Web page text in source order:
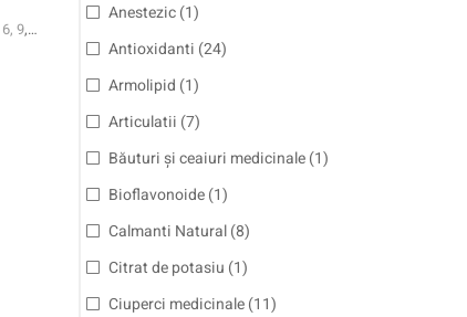
9,
Anestezic (1)
Antioxidanti (24)
Armolipid (1)
Articulatii (7)
Băuturi și ceaiuri medicinale (1)
Bioflavonoide (1)
Calmanti Natural (8)
Citrat de potasiu (1)
Ciuperci medicinale (11)